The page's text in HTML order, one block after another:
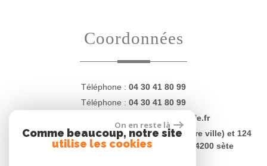
Coordonnées
Téléphone : 04 30 41 80 99
Téléphone : 04 30 41 80 99
contact@proprietesdugolfe.fr
Adresse :4 Quai Charles Lemaresquier (centre ville) et 124
rue Jean Vilar (plages - La Corniche) - 34200 sète
On en reste là
Comme beaucoup, notre site
utilise les cookies